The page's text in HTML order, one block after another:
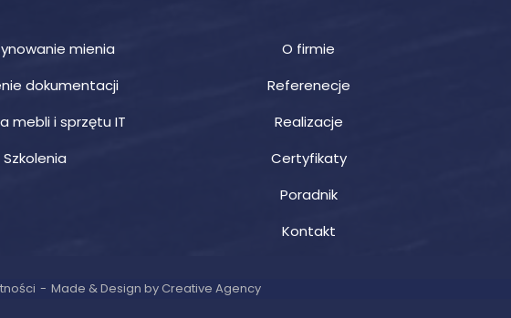
mienia
dokumentacji
mebli i sprzętu IT
Szkolenia
O firmie
Referenecje
Realizacje
Certyfikaty
Poradnik
Kontakt
Made & Design by Creative Agency